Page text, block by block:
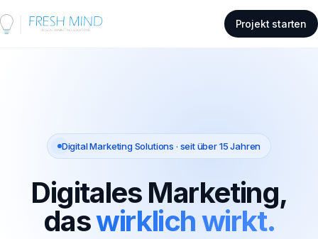
Projekt starten
Digital Marketing Solutions · seit über 15 Jahren
Digitales Marketing,
daswirklich wirkt.